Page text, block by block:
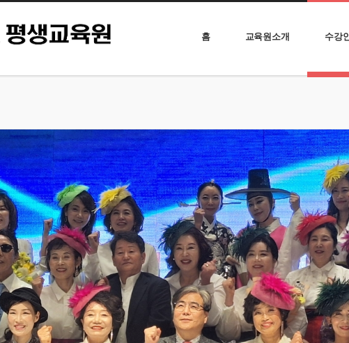
홈 교육원소개 수강